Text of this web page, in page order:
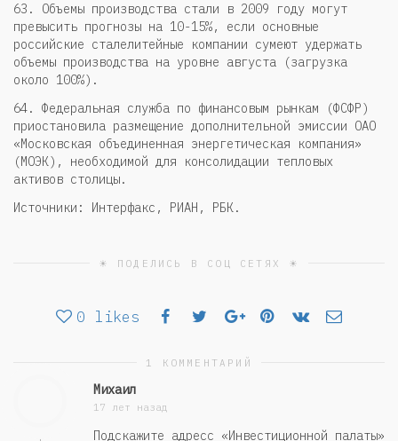
63. Объемы производства стали в 2009 году могут
превысить прогнозы на 10-15%, если основные
российские сталелитейные компании сумеют удержать
объемы производства на уровне августа (загрузка
около 100%).
64. Федеральная служба по финансовым рынкам (ФСФР)
приостановила размещение дополнительной эмиссии ОАО
«Московская объединенная энергетическая компания»
(МОЭК), необходимой для консолидации тепловых
активов столицы.
Источники: Интерфакс, РИАН, РБК.
☀ ПОДЕЛИСЬ В СОЦ СЕТЯХ ☀
0 likes
1 КОММЕНТАРИЙ
Михаил
17 лет назад
Подскажите адресс «Инвестиционной палаты»